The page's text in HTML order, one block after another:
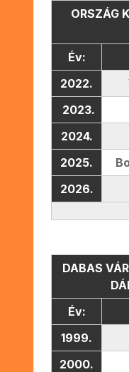
ORSZÁG
Év:
2022.
2023.
2024.
2025.
2026.
DABAS
Év:
1999.
2000.